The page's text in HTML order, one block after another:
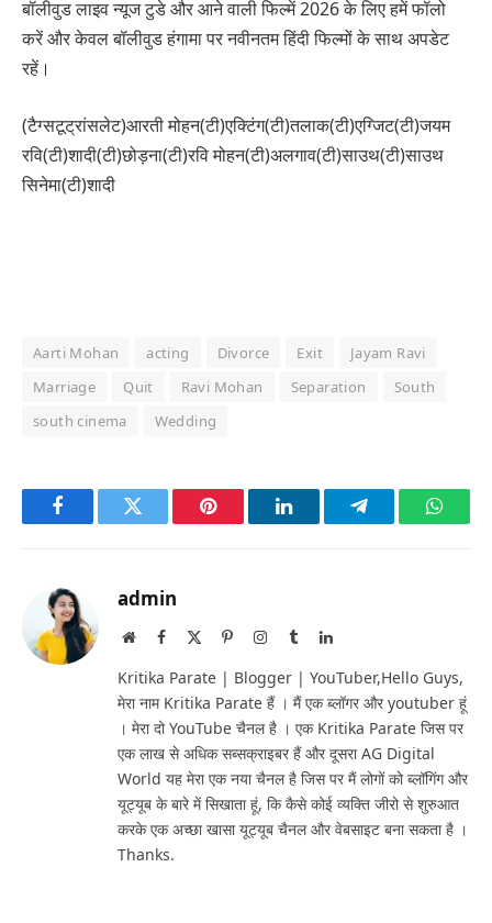
बॉलीवुड लाइव न्यूज टुडे और आने वाली फिल्में 2026 के लिए हमें फॉलो
करें और केवल बॉलीवुड हंगामा पर नवीनतम हिंदी फिल्मों के साथ अपडेट
रहें।
(टैग्सटूट्रांसलेट)आरती मोहन(टी)एक्टिंग(टी)तलाक(टी)एग्जिट(टी)जयम
रवि(टी)शादी(टी)छोड़ना(टी)रवि मोहन(टी)अलगाव(टी)साउथ(टी)साउथ
सिनेमा(टी)शादी
Aarti Mohan acting Divorce Exit
Jayam Ravi
Marriage
Quit Ravi Mohan Separation
South
south cinema
Wedding
FacebookTwitter Pinterest LinkedInTelegram
admin
WebsiteFacebook PinterestInstagram
TumblrLinkedIn
Kritika Parate | Blogger | YouTuber,Hello Guys,
मेरा नाम Kritika Parate हैं । मैं एक ब्लॉगर और youtuber हूं
। मेरा दो YouTube चैनल है । एक Kritika Parate जिस पर
एक लाख से अधिक सब्सक्राइबर हैं और दूसरा AG Digital
World यह मेरा एक नया चैनल है जिस पर मैं लोगों को ब्लॉगिंग और
यूट्यूब के बारे में सिखाता हूं, कि कैसे कोई व्यक्ति जीरो से शुरुआत
करके एक अच्छा खासा यूट्यूब चैनल और वेबसाइट बना सकता है ।
Thanks.